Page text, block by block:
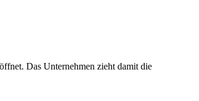
Das Unternehmen zieht damit die